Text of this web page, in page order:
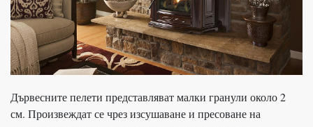
Дървесните пелети представляват малки гранули около 2
см. Произвеждат се чрез изсушаване и пресоване на